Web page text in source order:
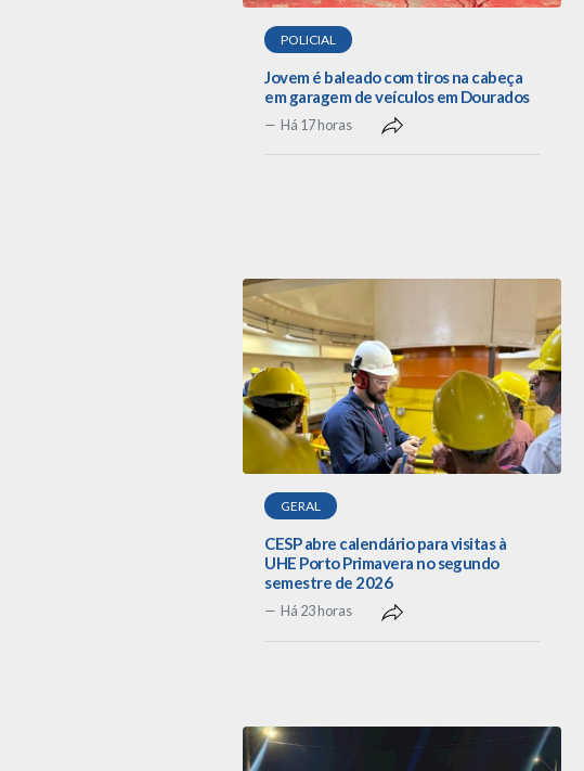
POLICIAL
Jovem é baleado com tiros na cabeça
em garagem de veículos em Dourados
Há 17 horas
GERAL
CESP abre calendário para visitas à
UHE Porto Primavera no segundo
semestre de 2026
Há 23 horas